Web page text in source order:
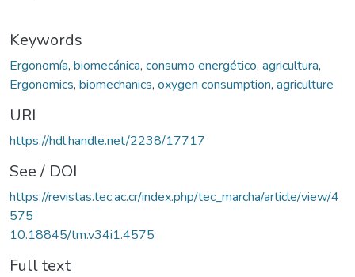
Keywords
Ergonomía, biomecánica, consumo energético, agricultura,
Ergonomics, biomechanics, oxygen consumption, agriculture
URI
https://hdl.handle.net/2238/17717
See / DOI
https://revistas.tec.ac.cr/index.php/tec_marcha/article/view/4
575
10.18845/tm.v34i1.4575
Full text